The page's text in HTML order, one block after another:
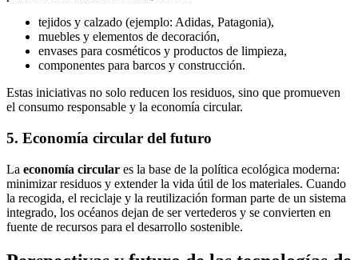
tejidos y calzado (ejemplo: Adidas, Patagonia),
muebles y elementos de decoración,
envases para cosméticos y productos de limpieza,
componentes para barcos y construcción.
Estas iniciativas no solo reducen los residuos, sino que promueven
el consumo responsable y la economía circular.
5. Economía circular del futuro
La economía circular es la base de la política ecológica moderna:
minimizar residuos y extender la vida útil de los materiales. Cuando
la recogida, el reciclaje y la reutilización forman parte de un sistema
integrado, los océanos dejan de ser vertederos y se convierten en
fuente de recursos para el desarrollo sostenible.